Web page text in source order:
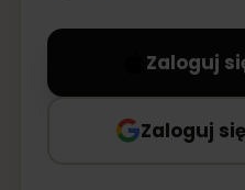
Zaloguj
Zaloguj